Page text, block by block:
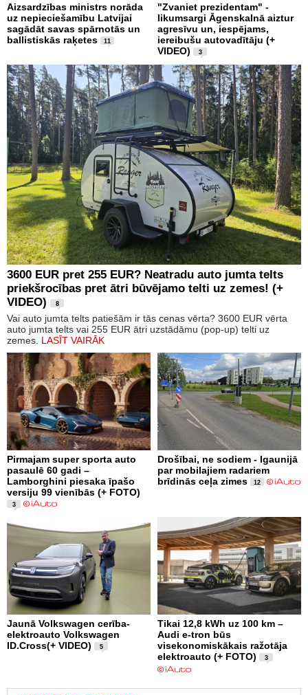
Aizsardzības ministrs norāda
uz nepieciešamību Latvijai
sagādāt savas spārnotās un
ballistiskās raķetes
11
"Zvaniet prezidentam" -
likumsargi Āgenskalnā aiztur
agresīvu un, iespējams,
iereibušu autovadītāju (+
VIDEO)
3
3600 EUR pret 255 EUR? Neatradu auto jumta telts
priekšrocības pret ātri būvējamo telti uz zemes! (+
VIDEO)
8
Vai auto jumta telts patiešām ir tās cenas vērta? 3600 EUR vērta
auto jumta telts vai 255 EUR ātri uzstādāmu (pop-up) telti uz
zemes. LASĪT VAIRĀK
Pirmajam super sporta auto
pasaulē 60 gadi –
Lamborghini piesaka īpašo
versiju 99 vienībās (+ FOTO)
3
Drošībai, ne sodiem - Igaunijā
par mobilajiem radariem
brīdinās ceļa zimes
12
Jaunā Volkswagen cerība-
elektroauto Volkswagen
ID.Cross(+ VIDEO)
5
Tikai 12,8 kWh uz 100 km –
Audi e-tron būs
visekonomiskākais ražotāja
elektroauto (+ FOTO)
3